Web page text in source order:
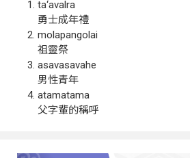
ta‘avalra
勇士成年禮
molapangolai
祖靈祭
asavasavahe
男性青年
atamatama
父字輩的稱呼